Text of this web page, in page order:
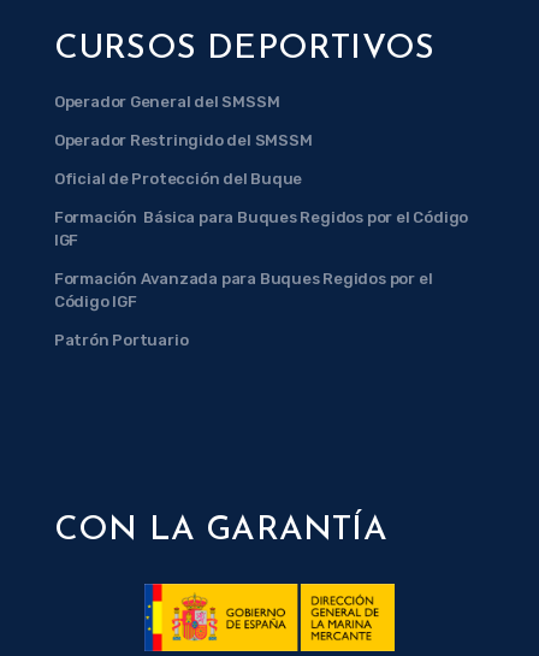
CURSOS DEPORTIVOS
Operador General del SMSSM
Operador Restringido del SMSSM
Oficial de Protección del Buque
Formación Básica para Buques Regidos por el Código
IGF
Formación Avanzada para Buques Regidos por el
Código IGF
Patrón Portuario
CON LA GARANTÍA